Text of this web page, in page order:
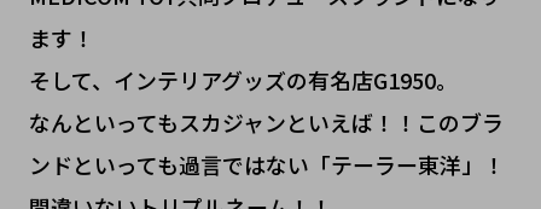
ます！
そして、インテリアグッズの有名店G1950。
なんといってもスカジャンといえば！！このブラ
ンドといっても過言ではない「テーラー東洋」！